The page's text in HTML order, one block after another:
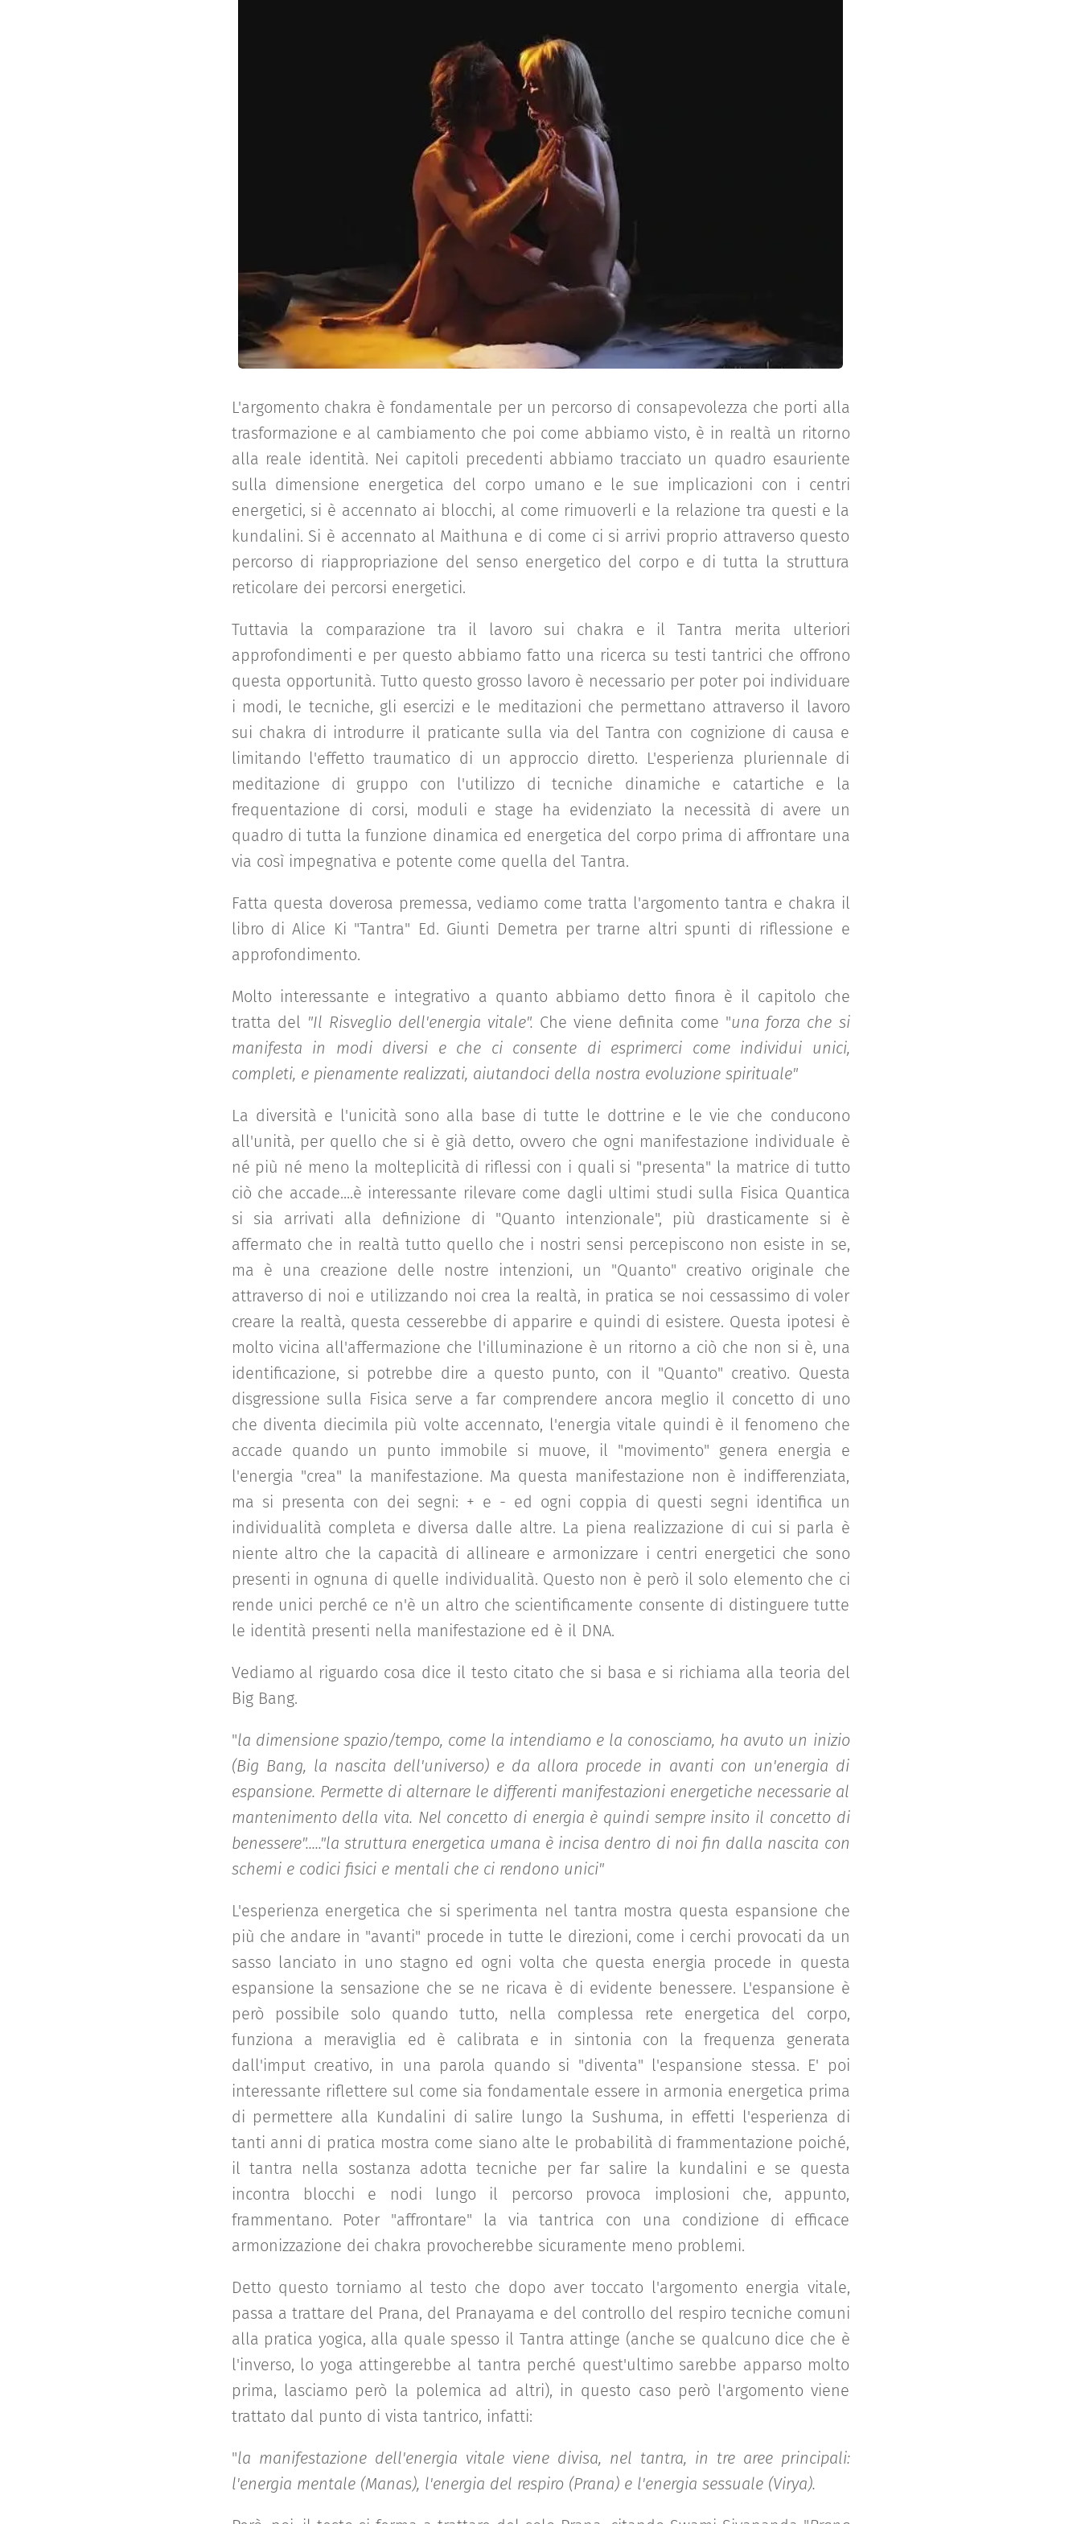
L'argomento chakra è fondamentale per un percorso di consapevolezza che porti alla
trasformazione e al cambiamento che poi come abbiamo visto, è in realtà un ritorno
alla reale identità. Nei capitoli precedenti abbiamo tracciato un quadro esauriente
sulla dimensione energetica del corpo umano e le sue implicazioni con i centri
energetici, si è accennato ai blocchi, al come rimuoverli e la relazione tra questi e la
kundalini. Si è accennato al Maithuna e di come ci si arrivi proprio attraverso questo
percorso di riappropriazione del senso energetico del corpo e di tutta la struttura
reticolare dei percorsi energetici.
Tuttavia la comparazione tra il lavoro sui chakra e il Tantra merita ulteriori
approfondimenti e per questo abbiamo fatto una ricerca su testi tantrici che offrono
questa opportunità. Tutto questo grosso lavoro è necessario per poter poi individuare
i modi, le tecniche, gli esercizi e le meditazioni che permettano attraverso il lavoro
sui chakra di introdurre il praticante sulla via del Tantra con cognizione di causa e
limitando l'effetto traumatico di un approccio diretto. L'esperienza pluriennale di
meditazione di gruppo con l'utilizzo di tecniche dinamiche e catartiche e la
frequentazione di corsi, moduli e stage ha evidenziato la necessità di avere un
quadro di tutta la funzione dinamica ed energetica del corpo prima di affrontare una
via così impegnativa e potente come quella del Tantra.
Fatta questa doverosa premessa, vediamo come tratta l'argomento tantra e chakra il
libro di Alice Ki "Tantra" Ed. Giunti Demetra per trarne altri spunti di riflessione e
approfondimento.
Molto interessante e integrativo a quanto abbiamo detto finora è il capitolo che
tratta del "Il Risveglio dell'energia vitale". Che viene definita come "una forza che si
manifesta in modi diversi e che ci consente di esprimerci come individui unici,
completi, e pienamente realizzati, aiutandoci della nostra evoluzione spirituale"
La diversità e l'unicità sono alla base di tutte le dottrine e le vie che conducono
all'unità, per quello che si è già detto, ovvero che ogni manifestazione individuale è
né più né meno la molteplicità di riflessi con i quali si "presenta" la matrice di tutto
ciò che accade....è interessante rilevare come dagli ultimi studi sulla Fisica Quantica
si sia arrivati alla definizione di "Quanto intenzionale", più drasticamente si è
affermato che in realtà tutto quello che i nostri sensi percepiscono non esiste in se,
ma è una creazione delle nostre intenzioni, un "Quanto" creativo originale che
attraverso di noi e utilizzando noi crea la realtà, in pratica se noi cessassimo di voler
creare la realtà, questa cesserebbe di apparire e quindi di esistere. Questa ipotesi è
molto vicina all'affermazione che l'illuminazione è un ritorno a ciò che non si è, una
identificazione, si potrebbe dire a questo punto, con il "Quanto" creativo. Questa
disgressione sulla Fisica serve a far comprendere ancora meglio il concetto di uno
che diventa diecimila più volte accennato, l'energia vitale quindi è il fenomeno che
accade quando un punto immobile si muove, il "movimento" genera energia e
l'energia "crea" la manifestazione. Ma questa manifestazione non è indifferenziata,
ma si presenta con dei segni: + e - ed ogni coppia di questi segni identifica un
individualità completa e diversa dalle altre. La piena realizzazione di cui si parla è
niente altro che la capacità di allineare e armonizzare i centri energetici che sono
presenti in ognuna di quelle individualità. Questo non è però il solo elemento che ci
rende unici perché ce n'è un altro che scientificamente consente di distinguere tutte
le identità presenti nella manifestazione ed è il DNA.
Vediamo al riguardo cosa dice il testo citato che si basa e si richiama alla teoria del
Big Bang.
"la dimensione spazio/tempo, come la intendiamo e la conosciamo, ha avuto un inizio
(Big Bang, la nascita dell'universo) e da allora procede in avanti con un'energia di
espansione. Permette di alternare le differenti manifestazioni energetiche necessarie al
mantenimento della vita. Nel concetto di energia è quindi sempre insito il concetto di
benessere"....."la struttura energetica umana è incisa dentro di noi fin dalla nascita con
schemi e codici fisici e mentali che ci rendono unici"
L'esperienza energetica che si sperimenta nel tantra mostra questa espansione che
più che andare in "avanti" procede in tutte le direzioni, come i cerchi provocati da un
sasso lanciato in uno stagno ed ogni volta che questa energia procede in questa
espansione la sensazione che se ne ricava è di evidente benessere. L'espansione è
però possibile solo quando tutto, nella complessa rete energetica del corpo,
funziona a meraviglia ed è calibrata e in sintonia con la frequenza generata
dall'imput creativo, in una parola quando si "diventa" l'espansione stessa. E' poi
interessante riflettere sul come sia fondamentale essere in armonia energetica prima
di permettere alla Kundalini di salire lungo la Sushuma, in effetti l'esperienza di
tanti anni di pratica mostra come siano alte le probabilità di frammentazione poiché,
il tantra nella sostanza adotta tecniche per far salire la kundalini e se questa
incontra blocchi e nodi lungo il percorso provoca implosioni che, appunto,
frammentano. Poter "affrontare" la via tantrica con una condizione di efficace
armonizzazione dei chakra provocherebbe sicuramente meno problemi.
Detto questo torniamo al testo che dopo aver toccato l'argomento energia vitale,
passa a trattare del Prana, del Pranayama e del controllo del respiro tecniche comuni
alla pratica yogica, alla quale spesso il Tantra attinge (anche se qualcuno dice che è
l'inverso, lo yoga attingerebbe al tantra perché quest'ultimo sarebbe apparso molto
prima, lasciamo però la polemica ad altri), in questo caso però l'argomento viene
trattato dal punto di vista tantrico, infatti:
"la manifestazione dell'energia vitale viene divisa, nel tantra, in tre aree principali:
l'energia mentale (Manas), l'energia del respiro (Prana) e l'energia sessuale (Virya).